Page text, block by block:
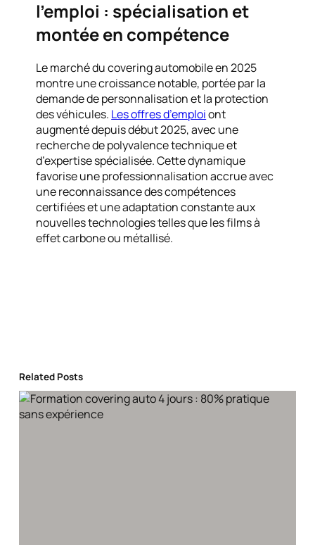
l’emploi : spécialisation et
montée en compétence
Le marché du covering automobile en 2025
montre une croissance notable, portée par la
demande de personnalisation et la protection
des véhicules. Les offres d’emploiont
augmenté depuis début 2025, avec une
recherche de polyvalence technique et
d’expertise spécialisée. Cette dynamique
favorise une professionnalisation accrue avec
une reconnaissance des compétences
certifiées et une adaptation constante aux
nouvelles technologies telles que les films à
effet carbone ou métallisé.
Related Posts